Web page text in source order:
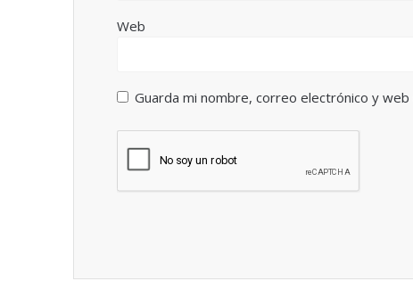
Web
Guarda mi nombre, correo electrónico y